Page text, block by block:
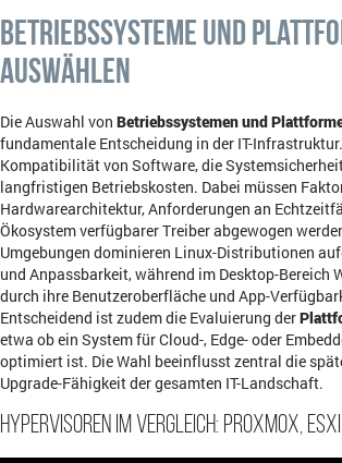
Betriebssysteme und
auswählen
Die Auswahl von Betriebssystemen und
fundamentale Entscheidung in der IT-
Kompatibilität von Software, die
langfristigen Betriebskosten. Dabei müssen
Hardwarearchitektur, Anforderungen an
Ökosystem verfügbarer Treiber abgewogen
Umgebungen dominieren Linux-Distributionen
und Anpassbarkeit, während im Desktop-Bereich
durch ihre Benutzeroberfläche und App-
Entscheidend ist zudem die Evaluierung der
etwa ob ein System für Cloud-, Edge- oder
optimiert ist. Die Wahl beeinflusst zentral die
Upgrade-Fähigkeit der gesamten IT-Landschaft.
Hypervisoren im Vergleich: Proxmox,